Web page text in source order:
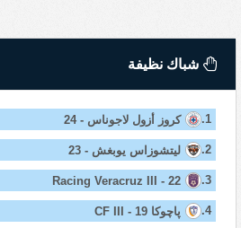
شباك نظيفة
1. كروز أزول لاجوناس - 24
2. ليتشوزاس يوبغش - 23
3.
Racing Veracruz III - 22
4. پاچوكا CF III - 19